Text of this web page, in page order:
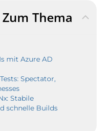
Thema
mit Azure AD
Spectator,
Stabile
schnelle Builds